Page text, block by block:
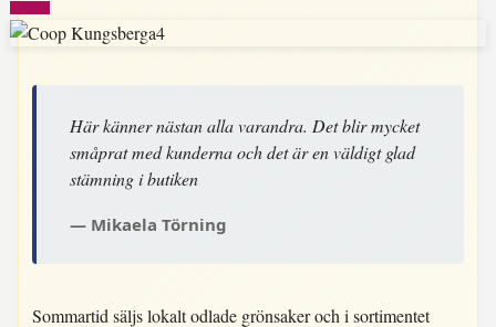
Här känner nästan alla varandra. Det blir mycket
småprat med kunderna och det är en väldigt glad
stämning i butiken
Mikaela Törning
Sommartid säljs lokalt odlade grönsaker och i sortimentet